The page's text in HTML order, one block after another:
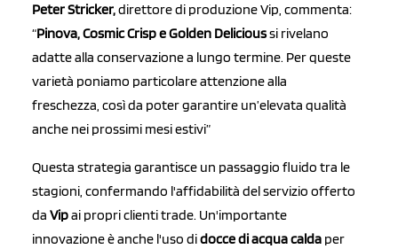
Peter Stricker,direttore di produzione Vip, commenta:
“Pinova, Cosmic Crisp e Golden Delicioussi rivelano
adatte alla conservazione a lungo termine. Per queste
varietà poniamo particolare attenzione alla
freschezza, così da poter garantire un’elevata qualità
anche nei prossimi mesi estivi”
Questa strategia garantisce un passaggio fluido tra le
stagioni, confermando l'affidabilità del servizio offerto
da Vipai propri clienti trade. Un'importante
innovazione è anche l'uso didocce di acqua calda per